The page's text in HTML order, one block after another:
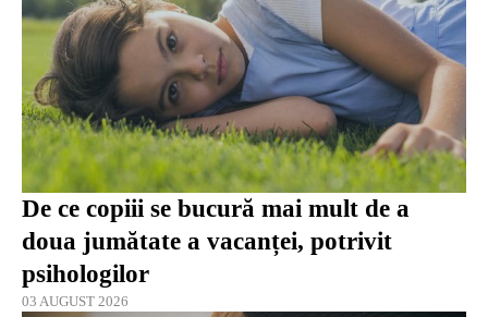
De ce copiii se bucură mai mult de a
doua jumătate a vacanței, potrivit
psihologilor
03 AUGUST 2026